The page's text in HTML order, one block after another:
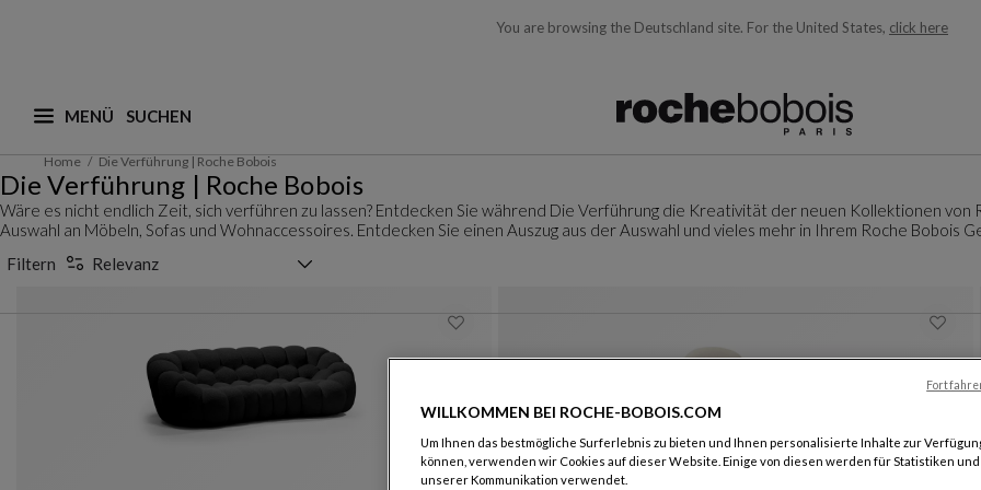
You are browsing the Deutschland site. For the United States, click here
MENÜ
Was suchen Sie ? (vorschläge werden nachstehend angezeigt und laufend aktualisiert, während Sie den Suchbegriff
Home Die Verführung | Roche Bobois
Die Verführung | Roche Bobois
Wäre es nicht endlich Zeit, sich verführen zu lassen? Entdecken Sie während Die Verführung die Kreativität der neuen Kollektionen
Auswahl an Möbeln, Sofas und Wohnaccessoires. Entdecken Sie einen Auszug aus der Auswahl und vieles mehr in Ihrem Roche Bobois
Filtern
Relevanz
WILLKOMMEN BEI ROCHE-BOBOIS.COM
Um Ihnen das bestmögliche Surferlebnis zu bieten und Ihnen personalisierte Inhalte zur
können, verwenden wir Cookies auf dieser Website. Einige von diesen werden für Statistiken
unserer Kommunikation verwendet.